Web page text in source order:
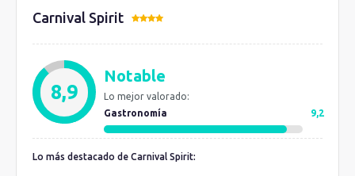
Carnival Spirit
8,9
Notable
Lo mejor valorado:
Gastronomía
9,2
Lo más destacado de Carnival Spirit: